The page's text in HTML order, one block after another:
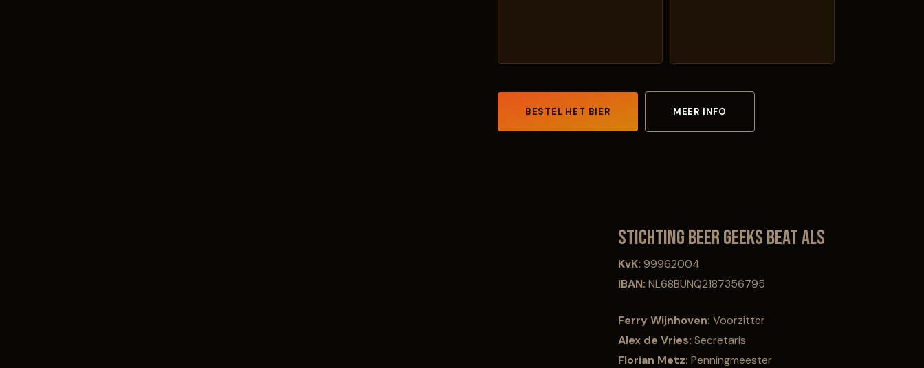
BESTEL HET BIER MEER INFO
Stichting Beer Geeks Beat ALS
KvK: 99962004
IBAN: NL68BUNQ2187356795
Ferry Wijnhoven: Voorzitter
Alex de Vries: Secretaris
Florian Metz: Penningmeester